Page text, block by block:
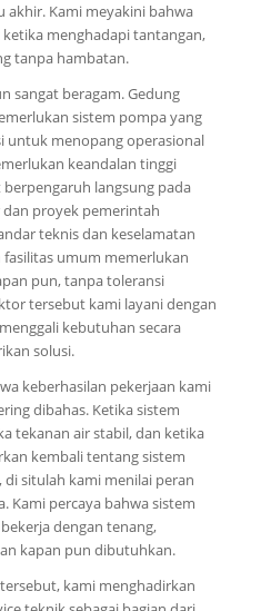
Kami meyakini bahwa
menghadapi tantangan,
tanpa hambatan.
sangat beragam. Gedung
sistem pompa yang
untuk menopang operasional
keandalan tinggi
langsung pada
proyek pemerintah
teknis dan keselamatan
umum memerlukan
pun, tanpa toleransi
tersebut kami layani dengan
kebutuhan secara
solusi.
keberhasilan pekerjaan kami
dibahas. Ketika sistem
tekanan air stabil, dan ketika
kembali tentang sistem
situlah kami menilai peran
Kami percaya bahwa sistem
dengan tenang,
kapan pun dibutuhkan.
kami menghadirkan